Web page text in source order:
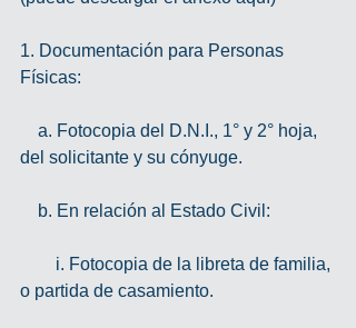
1. Documentación para Personas
Físicas:
del solicitante y su cónyuge.
    b. En relación al Estado Civil:
o partida de casamiento.